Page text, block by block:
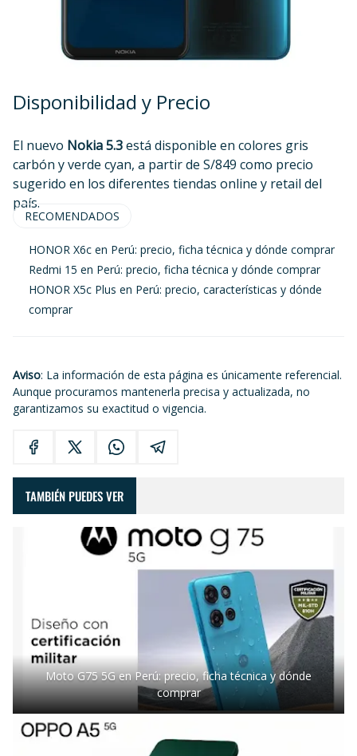
Disponibilidad y Precio
El nuevo Nokia 5.3está disponible en colores gris
carbón y verde cyan, a partir de S/849 como precio
sugerido en los diferentes tiendas online y retail del
país.
RECOMENDADOS
HONOR X6c en Perú: precio, ficha técnica y dónde comprar
Redmi 15 en Perú: precio, ficha técnica y dónde comprar
HONOR X5c Plus en Perú: precio, características y dónde
comprar
Aviso: La información de esta página es únicamente referencial.
Aunque procuramos mantenerla precisa y actualizada, no
garantizamos su exactitud o vigencia.
TAMBIÉN PUEDES VER
Moto G75 5G en Perú: precio, ficha técnica y dónde
comprar